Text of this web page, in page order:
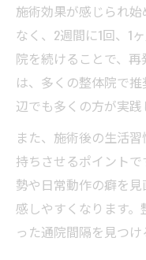
施術効果が感じられ
なく、2週間に1回、1
院を続けることで、
は、多くの整体院で
辺でも多くの方が実践
また、施術後の生活
持ちさせるポイント
勢や日常動作の癖を
感しやすくなります
った通院間隔を見つけ